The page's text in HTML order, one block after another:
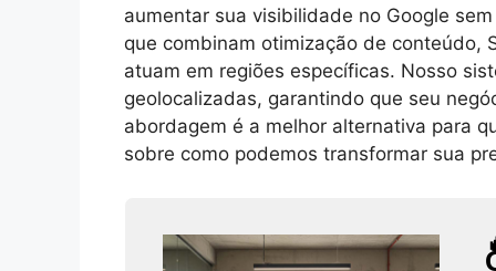
aumentar sua visibilidade no Google
que combinam otimização de conteúdo,
atuam em regiões específicas. Nosso
geolocalizadas, garantindo que seu
abordagem é a melhor alternativa para
sobre como podemos transformar sua